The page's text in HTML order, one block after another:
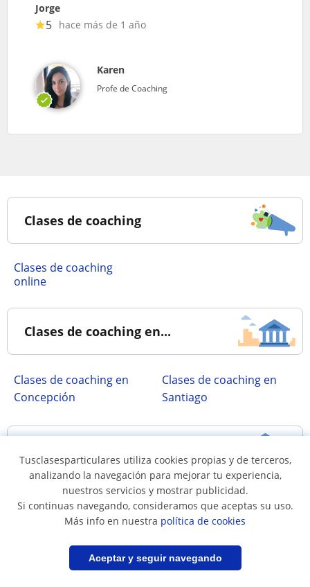
Guardar búsqueda
Jorge
5 hace más de 1 año
Karen
Profe de Coaching
Clases de coaching
Clases de coaching
online
Clases de coaching en...
Clases de coaching en
Concepción
Clases de coaching en
Santiago
a domicilio
online
para empresas
Regiones más buscadas
Tusclasesparticulares utiliza cookies propias y de terceros,
analizando la navegación para mejorar tu experiencia,
nuestros servicios y mostrar publicidad.
Si continuas navegando, consideramos que aceptas su uso.
Más info en nuestra política de cookies
Aceptar y seguir navegando